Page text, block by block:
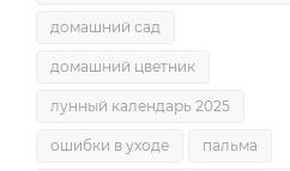
домашний сад
домашний цветник
лунный календарь 2025
ошибки в уходе пальма